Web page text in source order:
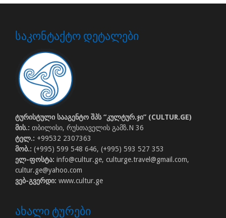
ᲡᲐᲙᲝᲜᲢᲐᲥᲢᲝ ᲓᲔᲢᲐᲚᲔᲑᲘ
ტურისტული სააგენტო შპს “კულტურ.ჯი” (CULTUR.GE)
მის.: თბილისი, რუსთაველის გამზ.N 36
ტელ.: +99532 2307363
მობ.: (+995) 599 548 646, (+995) 593 527 353
ელ-ფოსტა: info@cultur.ge, culturge.travel@gmail.com,
cultur.ge@yahoo.com
ვებ-გვერდი: www.cultur.ge
ᲐᲮᲐᲚᲘ ᲢᲣᲠᲔᲑᲘ